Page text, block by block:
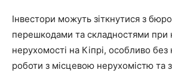
Інвестори можуть зіткнутися з
перешкодами та складностями при
нерухомості на Кіпрі, особливо без
роботи з місцевою нерухомістю та